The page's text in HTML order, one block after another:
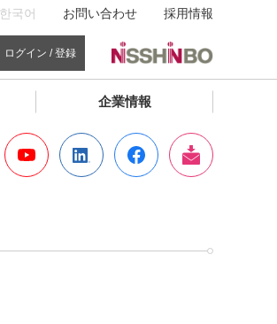
한국어 お問い合わせ 採用情報
ログイン / 登録
企業情報